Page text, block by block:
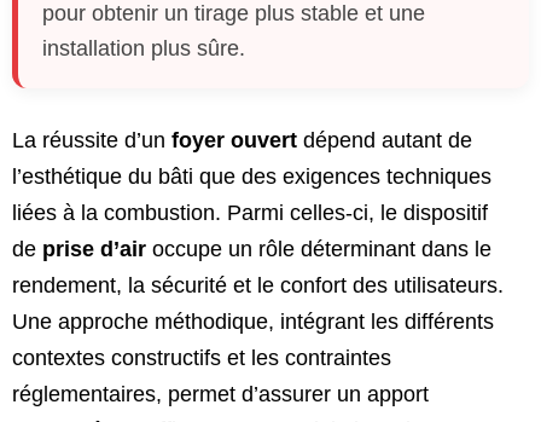
pour obtenir un tirage plus stable et une
installation plus sûre.
La réussite d’un foyer ouvert dépend autant de
l’esthétique du bâti que des exigences techniques
liées à la combustion. Parmi celles-ci, le dispositif
de prise d’air occupe un rôle déterminant dans le
rendement, la sécurité et le confort des utilisateurs.
Une approche méthodique, intégrant les différents
contextes constructifs et les contraintes
réglementaires, permet d’assurer un apport